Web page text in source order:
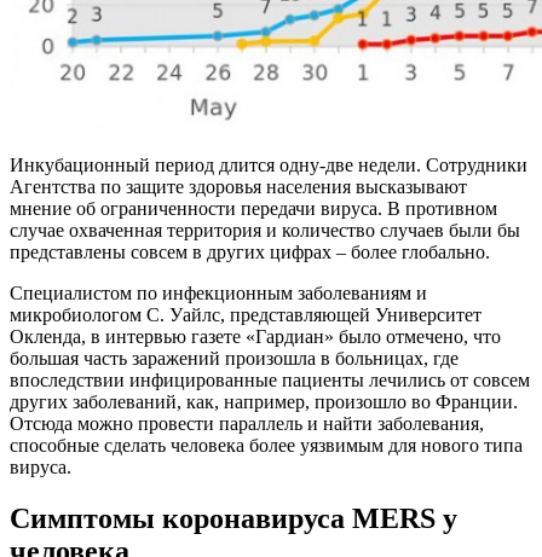
Инкубационный период длится одну-две недели. Сотрудники
Агентства по защите здоровья населения высказывают
мнение об ограниченности передачи вируса. В противном
случае охваченная территория и количество случаев были бы
представлены совсем в других цифрах – более глобально.
Специалистом по инфекционным заболеваниям и
микробиологом С. Уайлс, представляющей Университет
Окленда, в интервью газете «Гардиан» было отмечено, что
большая часть заражений произошла в больницах, где
впоследствии инфицированные пациенты лечились от совсем
других заболеваний, как, например, произошло во Франции.
Отсюда можно провести параллель и найти заболевания,
способные сделать человека более уязвимым для нового типа
вируса.
Симптомы коронавируса MERS у
человека